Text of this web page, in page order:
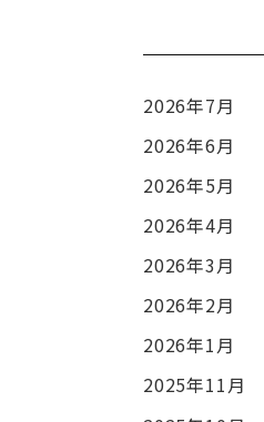
2026年7月
2026年6月
2026年5月
2026年4月
2026年3月
2026年2月
2026年1月
2025年11月